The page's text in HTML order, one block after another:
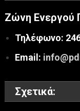
Ζώνη Ενεργού
Τηλέφωνο:
Email:
Σχετικά: